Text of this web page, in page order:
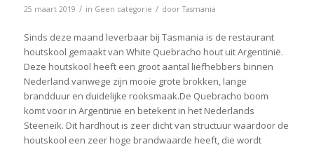
25 maart 2019 / in Geen categorie / doorTasmania
Sinds deze maand leverbaar bij Tasmania is de restaurant
houtskool gemaakt van White Quebracho hout uit Argentinië.
Deze houtskool heeft een groot aantal liefhebbers binnen
Nederland vanwege zijn mooie grote brokken, lange
brandduur en duidelijke rooksmaak.De Quebracho boom
komt voor in Argentinië en betekent in het Nederlands
Steeneik. Dit hardhout is zeer dicht van structuur waardoor de
houtskool een zeer hoge brandwaarde heeft, die wordt